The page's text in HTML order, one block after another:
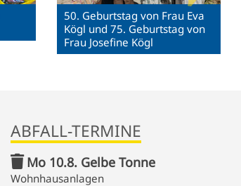
50. Geburtstag von Frau Eva
Kögl und 75. Geburtstag von
Frau Josefine Kögl
ABFALL-TERMINE
Mo 10.8. Gelbe Tonne
Wohnhausanlagen